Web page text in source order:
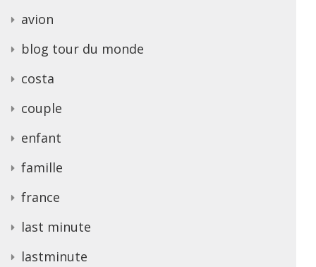
avion
blog tour du monde
costa
couple
enfant
famille
france
last minute
lastminute